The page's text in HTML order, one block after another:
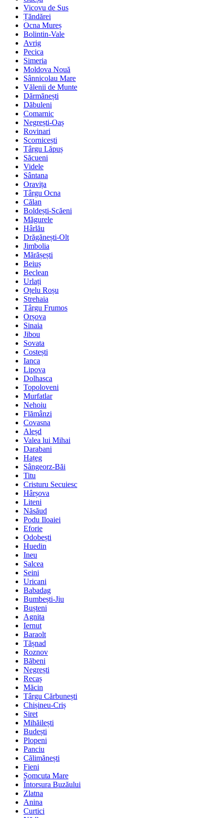
Vicovu de Sus
Țăndărei
Ocna Mureș
Bolintin-Vale
Avrig
Pecica
Simeria
Moldova Nouă
Sânnicolau Mare
Vălenii de Munte
Dărmănești
Dăbuleni
Comarnic
Negrești-Oaș
Rovinari
Scornicești
Târgu Lăpuș
Săcueni
Videle
Sântana
Oravița
Târgu Ocna
Călan
Boldești-Scăeni
Măgurele
Hârlău
Drăgănești-Olt
Jimbolia
Mărășești
Beiuș
Beclean
Urlați
Oțelu Roșu
Strehaia
Târgu Frumos
Orșova
Sinaia
Jibou
Sovata
Costești
Ianca
Lipova
Dolhasca
Topoloveni
Murfatlar
Nehoiu
Flămânzi
Covasna
Aleșd
Valea lui Mihai
Darabani
Hațeg
Sângeorz-Băi
Titu
Cristuru Secuiesc
Hârșova
Liteni
Năsăud
Podu Iloaiei
Eforie
Odobești
Huedin
Ineu
Salcea
Seini
Uricani
Babadag
Bumbești-Jiu
Bușteni
Agnita
Iernut
Baraolt
Tășnad
Roznov
Băbeni
Negrești
Recaș
Măcin
Târgu Cărbunești
Chișineu-Criș
Siret
Mihăilești
Budești
Plopeni
Panciu
Călimănești
Fieni
Șomcuta Mare
Întorsura Buzăului
Zlatna
Anina
Curtici